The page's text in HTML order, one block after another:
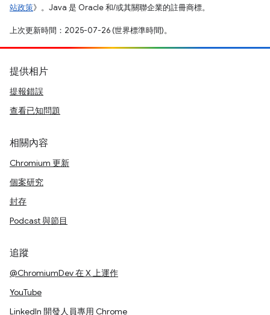
站政策》。Java 是 Oracle 和/或其關聯企業的註冊商標。
上次更新時間：2025-07-26 (世界標準時間)。
提供相片
提報錯誤
查看已知問題
相關內容
Chromium 更新
個案研究
封存
Podcast 與節目
追蹤
@ChromiumDev 在 X 上運作
YouTube
LinkedIn 開發人員專用 Chrome